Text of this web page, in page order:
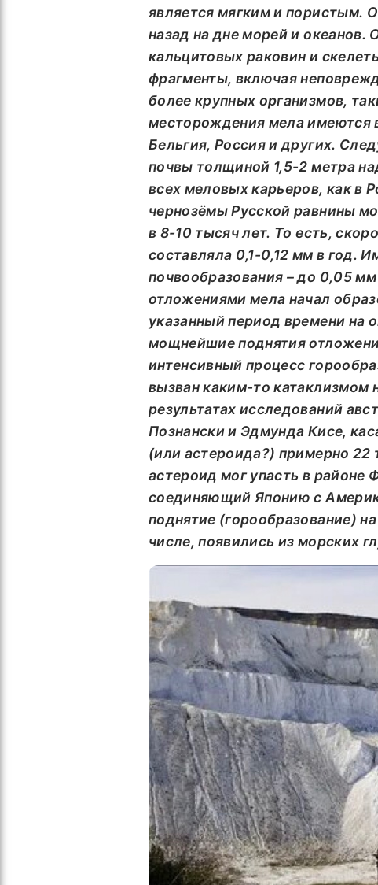
является мягким и пористым.
назад на дне морей и океанов.
кальцитовых раковин и
фрагменты, включая
более крупных организмов,
месторождения мела имеются
Бельгия, Россия и других.
почвы толщиной 1,5-2 метра
всех меловых карьеров, как в
чернозёмы Русской равнины
в 8-10 тысяч лет. То есть,
составляла 0,1-0,12 мм в год.
почвообразования – до 0,05
отложениями мела начал
указанный период времени на
мощнейшие поднятия
интенсивный процесс
вызван каким-то катаклизмом
результатах исследований
Познански и Эдмунда Кисе,
(или астероида?) примерно
астероид мог упасть в районе
соединяющий Японию с
поднятие (горообразование)
числе, появились из морских